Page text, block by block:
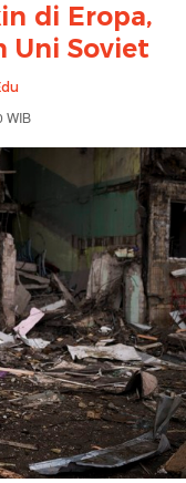
di Eropa,
Uni Soviet
WIB